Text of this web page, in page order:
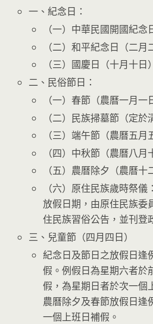
一、紀念日：
（一）中華民國開國紀念
（二）和平紀念日（二月
（三）國慶日（十月十日）
二、民俗節日：
（一）春節（農曆一月一
（二）民族掃墓節（定於
（三）端午節（農曆五月
（四）中秋節（農曆八月
（五）農曆除夕（農曆十
（六）原住民族歲時祭
放假日期，由原住民族委
住民族習俗公告，並刊登
三、兒童節（四月四日）
紀念日及節日之放假日逢
假。例假日為星期六者於
假，為星期日者於次一個
農曆除夕及春節放假日逢
一個上班日補假。